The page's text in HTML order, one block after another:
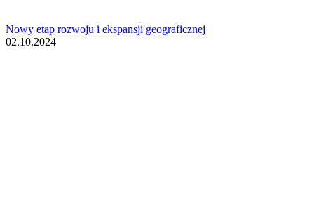
Nowy etap rozwoju i ekspansji geograficznej
02.10.2024